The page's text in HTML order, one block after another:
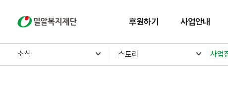
밀알복지재단 후원하기 사업안내
소식 스토리 사업